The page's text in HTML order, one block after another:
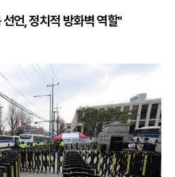
언, 정치적 방화벽 역할"